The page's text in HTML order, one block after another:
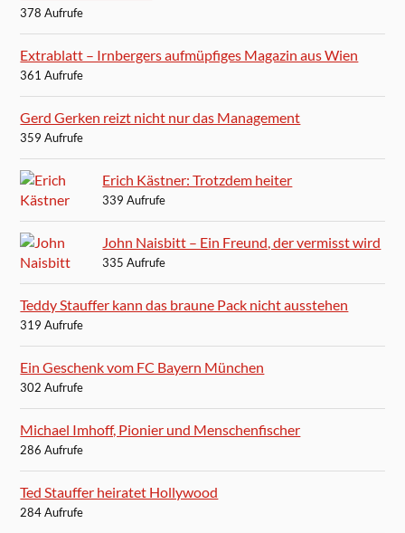
378 Aufrufe
Extrablatt – Irnbergers aufmüpfiges Magazin aus Wien
361 Aufrufe
Gerd Gerken reizt nicht nur das Management
359 Aufrufe
Erich Kästner: Trotzdem heiter
339 Aufrufe
John Naisbitt – Ein Freund, der vermisst wird
335 Aufrufe
Teddy Stauffer kann das braune Pack nicht ausstehen
319 Aufrufe
Ein Geschenk vom FC Bayern München
302 Aufrufe
Michael Imhoff, Pionier und Menschenfischer
286 Aufrufe
Ted Stauffer heiratet Hollywood
284 Aufrufe